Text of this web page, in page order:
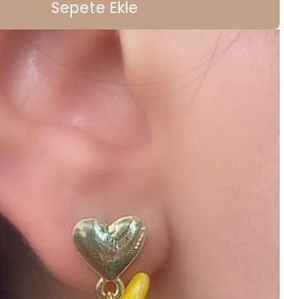
Sepete Ekle